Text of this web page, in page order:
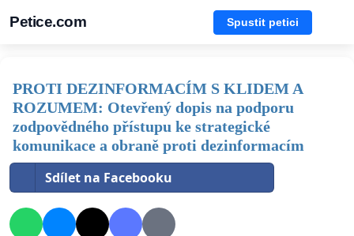
Petice.com Spustit petici
PROTI DEZINFORMACÍM S KLIDEM A
ROZUMEM: Otevřený dopis na podporu
zodpovědného přístupu ke strategické
komunikace a obraně proti dezinformacím
Sdílet na Facebooku